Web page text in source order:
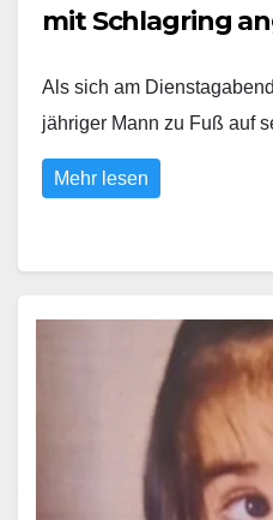
mit Schlagring
Als sich am
jähriger Mann zu Fuß auf
Mehr lesen